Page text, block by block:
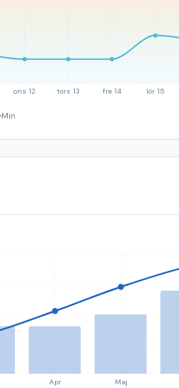
ons 12 tors 13 fre 14 lör 15
Min
Apr Maj